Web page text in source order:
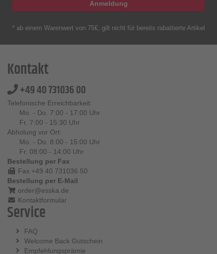
Anmeldung
* ab einem Warenwert von 75€, gilt nicht für bereits rabattierte Artikel
Kontakt
+49 40 731036 00
Telefonische Erreichbarkeit:
Mo. - Do. 7:00 - 17:00 Uhr
Fr. 7:00 - 15:30 Uhr
Abholung vor Ort:
Mo. - Do. 8:00 - 15:00 Uhr
Fr. 08:00 - 14:00 Uhr
Bestellung per Fax
Fax +49 40 731036 50
Bestellung per E-Mail
order@esska.de
Kontaktformular
Service
FAQ
Welcome Back Gutschein
Empfehlungsprämie